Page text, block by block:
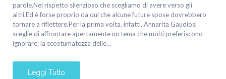
parole.Nel rispetto silenzioso che scegliamo di avere verso gli
altri.Ed è forse proprio da qui che alcune future spose dovrebbero
tornare a riflettere.Per la prima volta, infatti, Annarita Gaudiosi
sceglie di affrontare apertamente un tema che molti preferiscono
ignorare: la scostumatezza delle…
Leggi Tutto